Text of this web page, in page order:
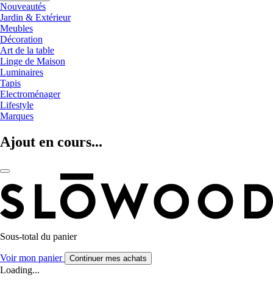
Nouveautés
Jardin & Extérieur
Meubles
Décoration
Art de la table
Linge de Maison
Luminaires
Tapis
Electroménager
Lifestyle
Marques
Ajout en cours...
Sous-total du panier
Voir mon panier Continuer mes achats
Loading...